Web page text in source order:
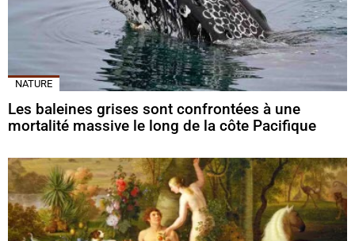
NATURE
Les baleines grises sont confrontées à une
mortalité massive le long de la côte Pacifique